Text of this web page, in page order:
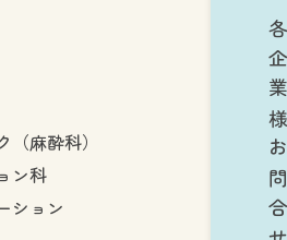
各企業
麻酔科）
ン科
ション